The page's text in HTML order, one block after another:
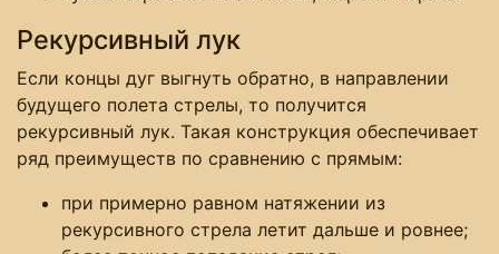
Рекурсивный лук
Если концы дуг выгнуть обратно, в направлении
будущего полета стрелы, то получится
рекурсивный лук. Такая конструкция обеспечивает
ряд преимуществ по сравнению с прямым:
при примерно равном натяжении из
рекурсивного стрела летит дальше и ровнее;